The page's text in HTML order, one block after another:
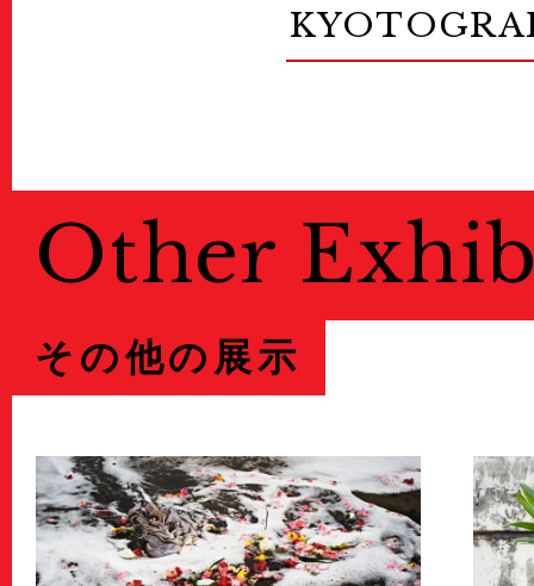
Other
その他の展示